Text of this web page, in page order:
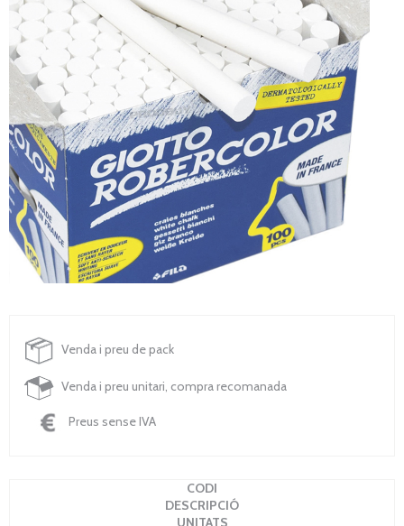
Venda i preu de pack
Venda i preu unitari, compra recomanada
Preus sense IVA
CODI
DESCRIPCIÓ
UNITATS